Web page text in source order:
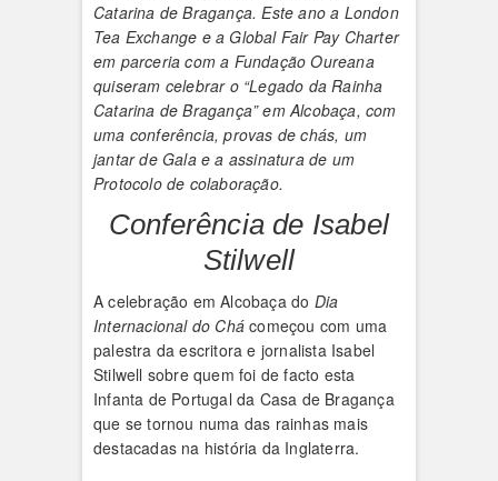
Catarina de Bragança. Este ano a London
Tea Exchange e a Global Fair Pay Charter
em parceria com a Fundação Oureana
quiseram celebrar o “Legado da Rainha
Catarina de Bragança” em Alcobaça, com
uma conferência, provas de chás, um
jantar de Gala e a assinatura de um
Protocolo de colaboração.
Conferência de Isabel
Stilwell
A celebração em Alcobaça do Dia
Internacional do Chá começou com uma
palestra da escritora e jornalista Isabel
Stilwell sobre quem foi de facto esta
Infanta de Portugal da Casa de Bragança
que se tornou numa das rainhas mais
destacadas na história da Inglaterra.